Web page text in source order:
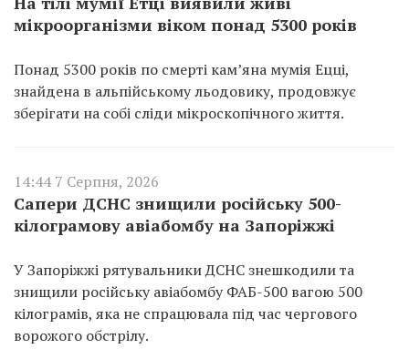
мікроорганізми віком понад 5300 років
Понад 5300 років по смерті кам’яна мумія Ецці,
знайдена в альпійському льодовику, продовжує
зберігати на собі сліди мікроскопічного життя.
14:44 7 Серпня, 2026
Сапери ДСНС знищили російську 500-
кілограмову авіабомбу на Запоріжжі
У Запоріжжі рятувальники ДСНС знешкодили та
знищили російську авіабомбу ФАБ-500 вагою 500
кілограмів, яка не спрацювала під час чергового
ворожого обстрілу.